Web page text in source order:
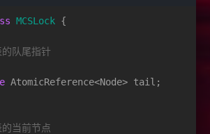
MCSLock {
队尾指针
AtomicReference<Node> tail;
当前节点